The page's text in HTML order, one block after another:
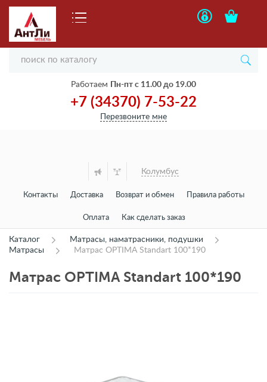
Работаем Пн-пт с 11.00 до 19.00
+7 (34370) 7-53-22
Перезвоните мне
Колумбус
Контакты Доставка Возврат и обмен Правила работы
Оплата Как сделать заказ
Каталог
Матрасы, наматрасники, подушки
Матрасы
Матрас OPTIMA Standart 100*190
Матрас OPTIMA Standart 100*190